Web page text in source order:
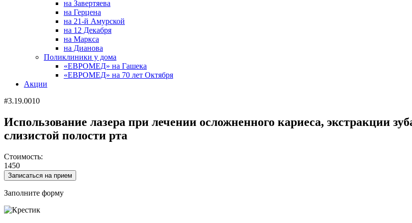
на Завертяева
на Герцена
на 21-й Амурской
на 12 Декабря
на Маркса
на Дианова
Поликлиники у дома
«ЕВРОМЕД» на Гашека
«ЕВРОМЕД» на 70 лет Октября
Акции
#3.19.0010
Использование лазера при лечении осложненного кариеса, экстракции
слизистой полости рта
Стоимость:
1450
Записаться на прием
Заполните форму